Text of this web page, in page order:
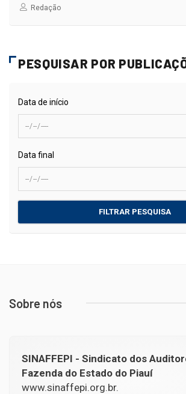
Redação
PESQUISAR POR
Data de início
Data final
FILTRAR PESQUISA
Sobre nós
SINAFFEPI - Sindicato dos
Fazenda do Estado do Piauí
www.sinaffepi.org.br.